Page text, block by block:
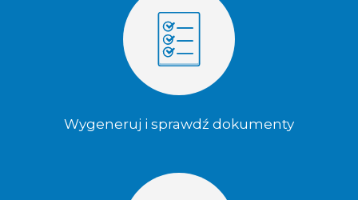
Wygeneruj i sprawdź dokumenty